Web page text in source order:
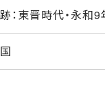
：東晋時代・永和